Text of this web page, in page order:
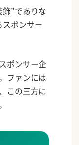
”でありな
ポンサー
ポンサー企
ファンには
この三方に